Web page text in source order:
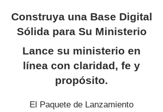
Construya una Base Digital
Sólida para Su Ministerio
Lance su ministerio en
línea con claridad, fe y
propósito.
El Paquete de Lanzamiento